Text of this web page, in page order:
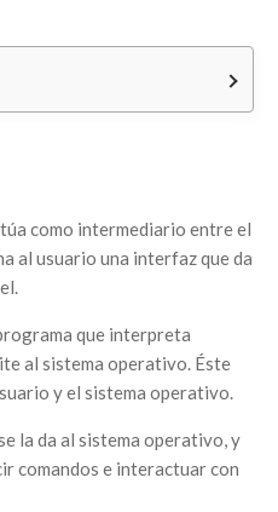
como intermediario entre el
al usuario una interfaz que da
que interpreta
al sistema operativo. Éste
y el sistema operativo.
la da al sistema operativo, y
comandos e interactuar con